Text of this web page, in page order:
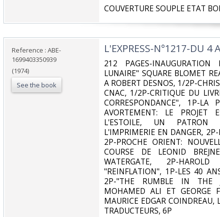
‎COUVERTURE SOUPLE ETAT
Reference : ABE-
1699403350939
(1974)
See the book
‎L'EXPRESS-N°1217-DU 4
‎212 PAGES-
LUNAIRE" SQUARE BLOMET
A ROBERT DESNOS, 1/2P-
CNAC, 1/2P-CRITIQUE DU
CORRESPONDANCE", 1P-
AVORTEMENT: LE PROJET
L'ESTOILE, UN PATRON
L'IMPRIMERIE EN DANGER,
2P-PROCHE ORIENT:
COURSE DE LEONID
WATERGATE, 2P-
"REINFLATION", 1P-LES 40
2P-"THE RUMBLE IN THE
MOHAMED ALI ET GEORGE
MAURICE EDGAR COINDREAU,
TRADUCTEURS, 6P‎